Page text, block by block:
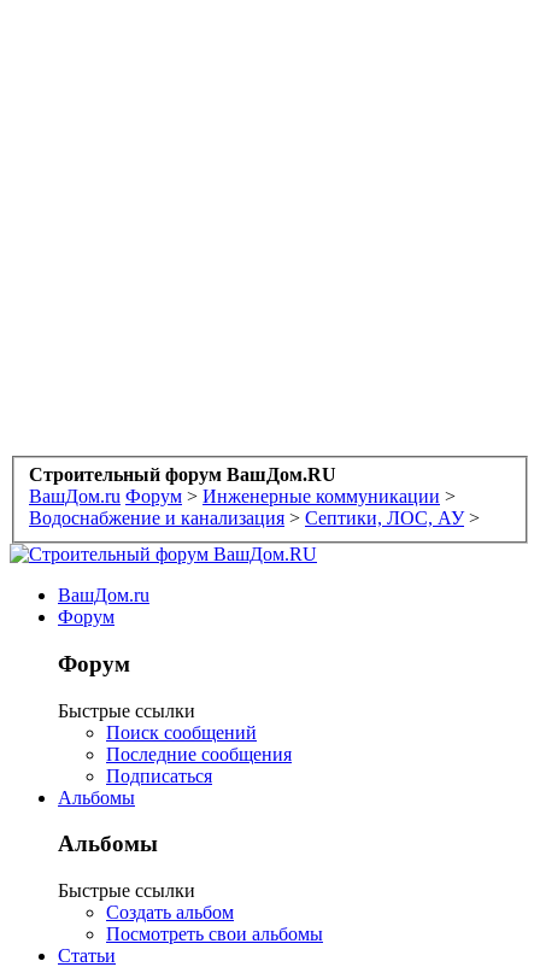
Строительный форум ВашДом.RU
ВашДом.ru Форум > Инженерные коммуникации >
Водоснабжение и канализация > Септики, ЛОС, АУ >
ВашДом.ru
Форум
Форум
Быстрые ссылки
Поиск сообщений
Последние сообщения
Подписаться
Альбомы
Альбомы
Быстрые ссылки
Создать альбом
Посмотреть свои альбомы
Статьи